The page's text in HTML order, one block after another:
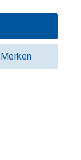
Merken